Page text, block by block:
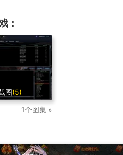
：
图(5)
1个图集 »